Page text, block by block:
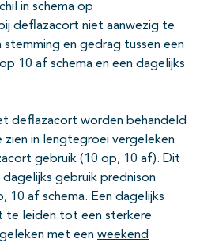
in schema op
deflazacort niet aanwezig te
stemming en gedrag tussen een
10 af schema en een dagelijks
deflazacort worden behandeld
zien in lengtegroei vergeleken
gebruik (10 op, 10 af). Dit
gebruik prednison
10 af schema. Een dagelijks
te leiden tot een sterkere
met een weekend